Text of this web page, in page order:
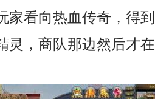
家看向热血传奇，得
灵，商队那边然后才